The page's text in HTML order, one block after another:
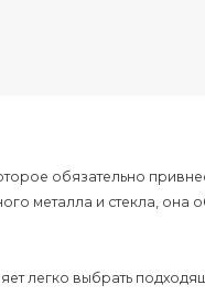
обязательно
металла и стекла, она
легко выбрать